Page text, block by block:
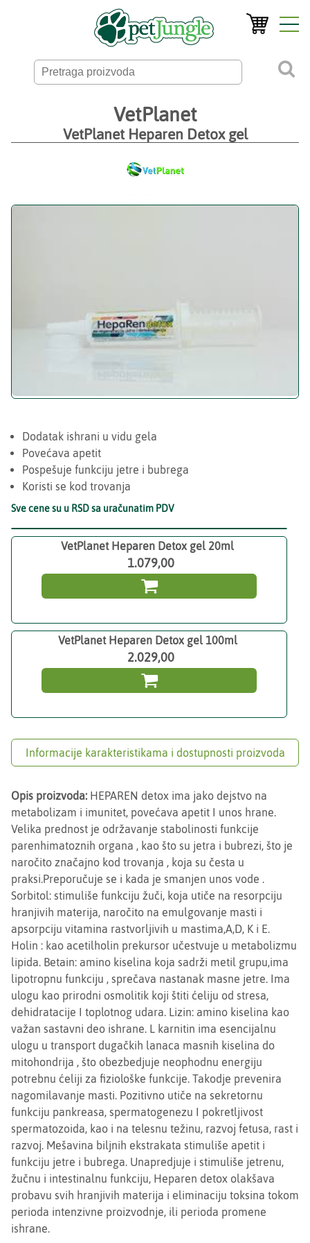
VetPlanet
VetPlanet Heparen Detox gel
Dodatak ishrani u vidu gela
Povećava apetit
Pospešuje funkciju jetre i bubrega
Koristi se kod trovanja
Sve cene su u RSD sa uračunatim PDV
VetPlanet Heparen Detox gel 20ml
1.079,00

VetPlanet Heparen Detox gel 100ml
2.029,00

Informacije karakteristikama i dostupnosti proizvoda
Opis proizvoda: HEPAREN detox ima jako dejstvo na
metabolizam i imunitet, povećava apetit I unos hrane.
Velika prednost je održavanje stabolinosti funkcije
parenhimatoznih organa , kao što su jetra i bubrezi, što je
naročito značajno kod trovanja , koja su česta u
praksi.Preporučuje se i kada je smanjen unos vode .
Sorbitol: stimuliše funkciju žuči, koja utiče na resorpciju
hranjivih materija, naročito na emulgovanje masti i
apsorpciju vitamina rastvorljivih u mastima,A,D, K i E.
Holin : kao acetilholin prekursor učestvuje u metabolizmu
lipida. Betain: amino kiselina koja sadrži metil grupu,ima
lipotropnu funkciju , sprečava nastanak masne jetre. Ima
ulogu kao prirodni osmolitik koji štiti ćeliju od stresa,
dehidratacije I toplotnog udara. Lizin: amino kiselina kao
važan sastavni deo ishrane. L karnitin ima esencijalnu
ulogu u transport dugačkih lanaca masnih kiselina do
mitohondrija , što obezbedjuje neophodnu energiju
potrebnu ćeliji za fiziološke funkcije. Takodje prevenira
nagomilavanje masti. Pozitivno utiče na sekretornu
funkciju pankreasa, spermatogenezu I pokretljivost
spermatozoida, kao i na telesnu težinu, razvoj fetusa, rast i
razvoj. Mešavina biljnih ekstrakata stimuliše apetit i
funkciju jetre i bubrega. Unapredjuje i stimuliše jetrenu,
žučnu i intestinalnu funkciju, Heparen detox olakšava
probavu svih hranjivih materija i eliminaciju toksina tokom
perioda intenzivne proizvodnje, ili perioda promene
ishrane.